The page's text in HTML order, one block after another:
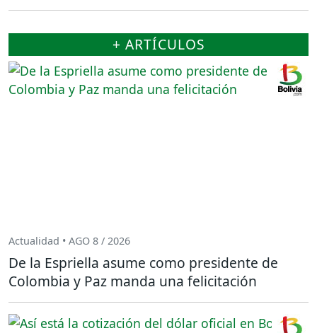
+ ARTÍCULOS
Actualidad • AGO 8 / 2026
De la Espriella asume como presidente de
Colombia y Paz manda una felicitación